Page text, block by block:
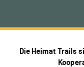
Die Heimat Trails